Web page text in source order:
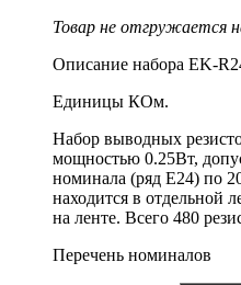
Товар не отгружается
Описание набора EK-
Единицы КОм.
Набор выводных
мощностью 0.25Вт,
номинала (ряд E24) по
находится в отдельной
на ленте. Всего 480
Перечень номиналов